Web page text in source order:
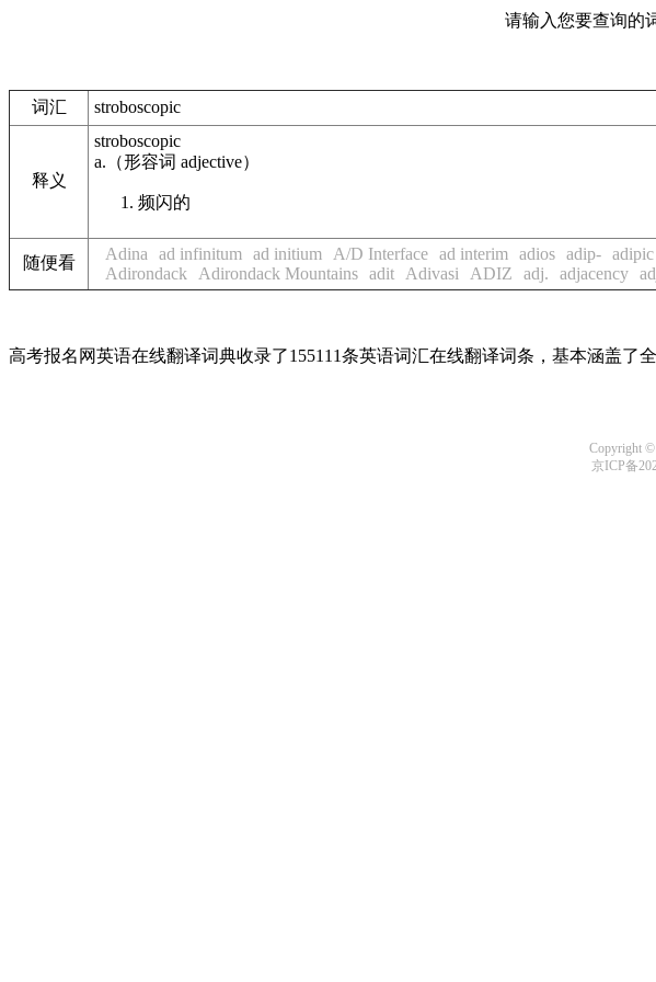
请输入您要查询的
词汇 stroboscopic
释义
stroboscopic
a. （形容词 adjective）
频闪的
随便看 Adina ad infinitum ad initium A/D Interface ad interim adios adip-
Adirondack
Adirondack Mountains adit Adivasi ADIZ adj. adjacency
高考报名网英语在线翻译词典收录了155111条英语词汇在线翻译词条，基本涵盖了
Copyright ©
京ICP备